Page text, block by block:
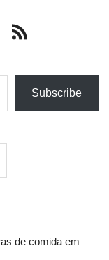
Subscribe